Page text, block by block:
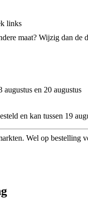
links
maat? Wijzig dan de
augustus en 20 augustus
en kan tussen 19
Wel op bestelling